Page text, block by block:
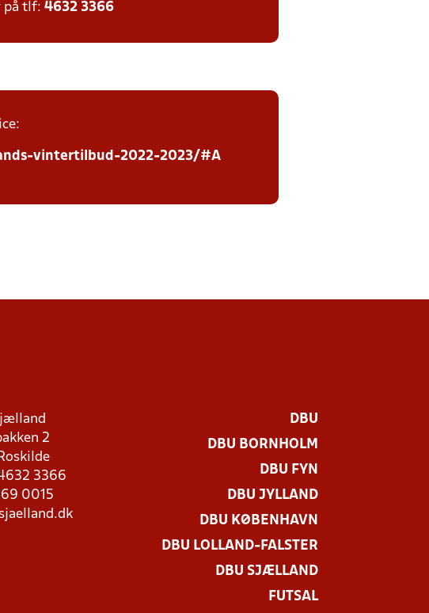
på tlf: 4632 3366
vintertilbud-2022-2023/#A
2
3366
0015
DBU
DBU BORNHOLM
DBU FYN
DBU JYLLAND
DBU KØBENHAVN
DBU LOLLAND-FALSTER
DBU SJÆLLAND
FUTSAL